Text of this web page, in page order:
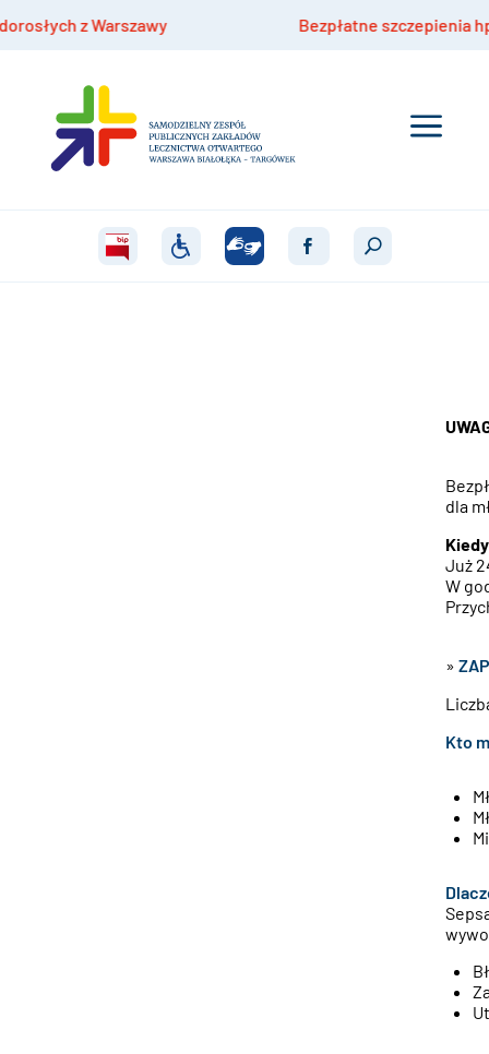
Warszawy Bezpłatne szczepienia hpv dla
dla
Już
W
»
Kto